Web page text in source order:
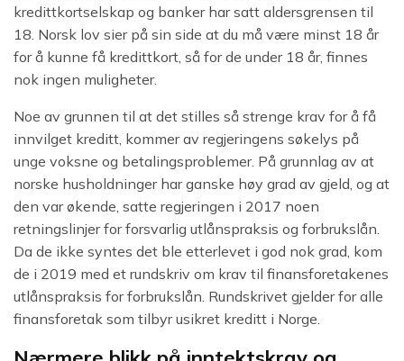
kredittkortselskap og banker har satt aldersgrensen til
18. Norsk lov sier på sin side at du må være minst 18 år
for å kunne få kredittkort, så for de under 18 år, finnes
nok ingen muligheter.
Noe av grunnen til at det stilles så strenge krav for å få
innvilget kreditt, kommer av regjeringens søkelys på
unge voksne og betalingsproblemer. På grunnlag av at
norske husholdninger har ganske høy grad av gjeld, og at
den var økende, satte regjeringen i 2017 noen
retningslinjer for forsvarlig utlånspraksis og forbrukslån.
Da de ikke syntes det ble etterlevet i god nok grad, kom
de i 2019 med et rundskriv om krav til finansforetakenes
utlånspraksis for forbrukslån. Rundskrivet gjelder for alle
finansforetak som tilbyr usikret kreditt i Norge.